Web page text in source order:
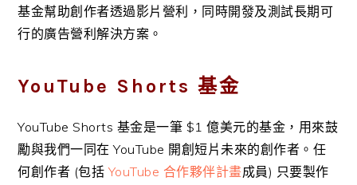
基金幫助創作者透過影片營利，同時開發及測試長期可
行的廣告營利解決方案。
YouTube Shorts 基金
YouTube Shorts 基金是一筆 $1 億美元的基金，用來鼓
勵與我們一同在 YouTube 開創短片未來的創作者。任
何創作者 (包括YouTube 合作夥伴計畫成員) 只要製作